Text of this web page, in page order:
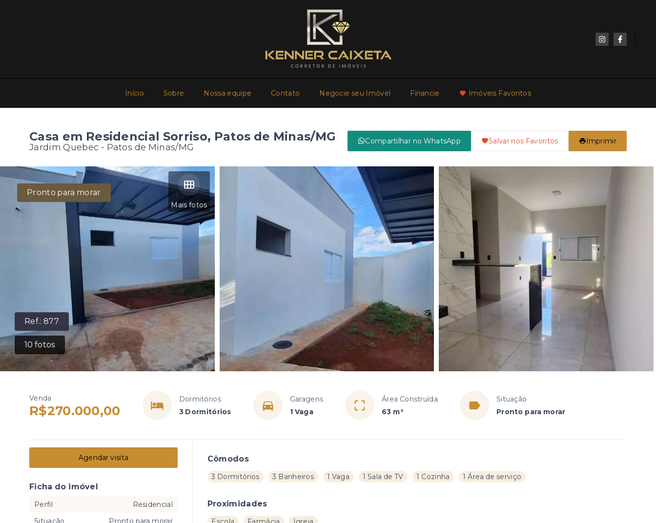
Início Sobre Nossa equipe Contato Negocie seu Imóvel Financie Imóveis Favoritos
Casa em Residencial Sorriso, Patos de Minas/MG
Jardim Quebec - Patos de Minas/MG
Compartilhar no WhatsApp Salvar nos Favoritos Imprimir
Ref.:877
10 fotos
Mais fotos
Pronto para morar
Venda
R$270.000,00
Dormitórios
3 Dormitórios
Garagens
1 Vaga
Área Construída
63 m²
Situação
Pronto para morar
Cômodos
3 Dormitórios 3 Banheiros 1 Vaga 1 Sala de TV 1 Cozinha 1 Área de serviço
Proximidades
Agendar visita
Ficha do imóvel
Perfil
Residencial
Situação
Pronto para morar